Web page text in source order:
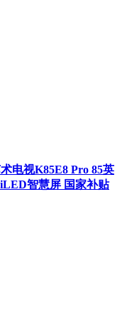
电视K85E8 Pro 85英
智慧屏 国家补贴